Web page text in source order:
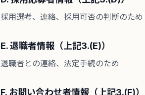
採用選考、連絡、採用可否の判断のため
E. 退職者情報（上記3.(E)）
退職者との連絡、法定手続のため
F. お問い合わせ者情報（上記3.(F)）